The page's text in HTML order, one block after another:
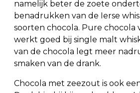
namelijk beter de zoete
benadrukken van de Ierse
soorten chocola. Pure chocola
werkt goed bij single malt
van de chocola legt meer
smaken van de drank.
Chocola met zeezout is ook